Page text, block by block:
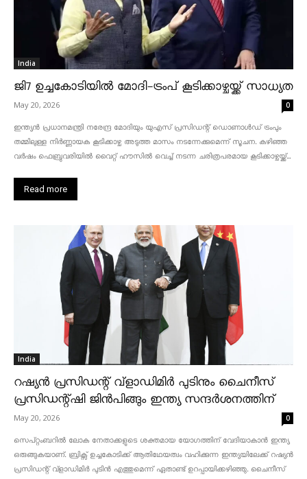
India
ജി7 ഉച്ചകോടിയിൽ മോദി-ട്രംപ് കൂടിക്കാഴ്ചയ്ക്ക് സാധ്യത
May 20, 2026 0
ഇന്ത്യൻ പ്രധാനമന്ത്രി നരേന്ദ്ര മോദിയും യുഎസ് പ്രസിഡന്റ് ഡൊണാൾഡ് ട്രംപും
തമ്മിലുള്ള നിർണ്ണായക കൂടിക്കാഴ്ച അടുത്ത മാസം നടന്നേക്കുമെന്ന് സൂചന. കഴിഞ്ഞ
വർഷം ഫെബ്രുവരിയിൽ വൈറ്റ് ഹൗസിൽ വെച്ച് നടന്ന ചരിത്രപരമായ കൂടിക്കാഴ്ചയ്ക്ക്...
Read more
India
റഷ്യൻ പ്രസിഡന്റ് വ്‌ളാഡിമിർ പുടിനും ചൈനീസ്
പ്രസിഡന്റ്ഷി ജിൻപിങ്ങും ഇന്ത്യ സന്ദർശനത്തിന്
May 20, 2026 0
സെപ്റ്റംബറിൽ ലോക നേതാക്കളുടെ ശക്തമായ യോഗത്തിന് വേദിയാകാൻ ഇന്ത്യ
ഒരുങ്ങുകയാണ്. ബ്രിക്സ് ഉച്ചകോടിക്ക് ആതിഥേയത്വം വഹിക്കുന്ന ഇന്ത്യയിലേക്ക് റഷ്യൻ
പ്രസിഡന്റ് വ്‌ളാഡിമിർ പുടിൻ എത്തുമെന്ന് ഏതാണ്ട് ഉറപ്പായിക്കഴിഞ്ഞു. ചൈനീസ്